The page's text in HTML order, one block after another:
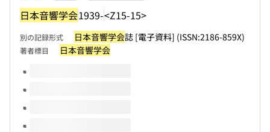
日本音響学会1939-<Z15-15>
別の記録形式 日本音響学会誌 [電子資料] (ISSN:2186-859X)
著者標目 日本音響学会
このタイトルの巻号